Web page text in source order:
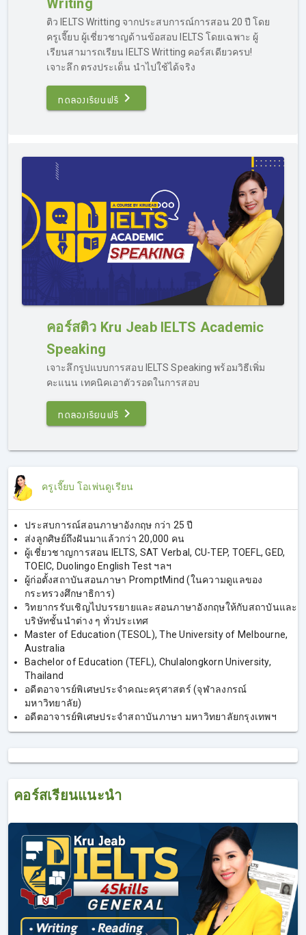
โดยเฉพาะ เน้นการอัพ Band เป็นหลัก โดยคอร์สติว IELTS
เร่งรัด จะค่อนข้างเหมาะกับคนที่มีพื้นฐานอยู่แล้ว เพราะ
เทคนิคหลายอย่าง ผู้เรียนต้องเข้าใจในหลักการภาษาอังกฤษ
พอสมควร
สอบเพียง 2 สัปดาห์ ก็สามารถพิชิต Band 7.0 ได้ แต่โดยเฉลี่ย
แล้วผู้ที่เรียน IELTS ในคอร์สติว IELTS เร่งรัดมักจะเรียนก่อน
ติว IELTS เร่งรัด ถือเป็นอีกหนึ่งคอร์สยอดนิยมของเรา มีผู้ที่
ต้องการติวสอบ IELTS จำนวนไม่น้อย ที่ต้องการติวภายใน
ระยะเวลาสั้นๆ เพราะรีบใช้คะแนนสอบ โดยคอร์สของเราก็
ตอบโจทย์ส่วนนี้เป็นอย่างดี เพราะผู้เรียนจำนวนมาก ที่ลง
คอร์สติว IELTS เร่งรัดก็สามารถทำคะแนนสอบได้ตามที่ตั้งเป้า
ไว้
สำหรับใครที่สนใจ
ติว IELTS เร่งรัด และต้องการประเมินพื้น
ฐานภาษาอังกฤษของตนเองเบื้องต้นว่าสามารถเรียนได้หรือไม่
แนะนำให้สอบถามข้อมูลได้ทาง Inbox บน Facebook : Kru
Jeab IELTS คอร์สติวไอเอลออนไลน์ การันตี 7.0
คอร์สเรียน IELTS ออนไลน์ Kru Jeab
เรียน IELTS ออนไลน์กับครูเจี๊ยบ ติว IELTS มีให้เลือกทั้ง
Academic & General Trainingครบทุกเนื้อหาที่ต้องรู้ใน
แต่ละทักษะ รูปแบบข้อสอบ เทคนิคการทำโจทย์แต่ละแบบ ทุก
เคล็ดลับจากประสบการณ์กว่า 20 ปี ครูเจี๊ยบได้รวบรวมไว้ให้ผู้
เรียนทุกคนในคอร์สนี้แล้วค่ะ
1. คอร์สเรียน IELTS Writing
เก็บครบงานเขียนทุกแบบ IELTS Writing Task 1 และ Task 2,
Pattern อัพคะแนน, โจทย์ Writing สำหรับลองทำจริง และ
ตรวจงานเขียนฟรี!
การเรียน IELTS Writing เป็นอีกหนึ่งคอร์สของเรา โดยครูเจี๊ยบ
IELTS Writing จะได้เพิ่มทักษะการเขียนภาษาอังกฤษ ที่ไม่ใช่
ผู้ที่เรียน IELTS Writing จะได้เรียนรู้คำศัพท์เพิ่มเติม จากศัพท์
สูงขึ้น และได้รู้ Pattern การเขียนที่จะได้คะแนนมากกว่าเดิม
เน้นการเขียนเชิงวิชาการที่ตรงตามมาตรฐานการให้คะแนน
ของกรรมการตรวจข้อสอบ จากการสอบ IELTS พบว่ายังมีอีก
หลายคนที่ประสบปัญหาสอบตกทักษะ Writing เพราะขาด
ทักษะบางอย่าง แม้ในกลุ่มคนที่มีพื้นฐานภาษาอังกฤษที่ดีอยู่
แล้ว ก็ยังสอบตกทักษะนี้ แต่ถ้าหากเรียน IELTS Writing จะได้รู้
เทคนิคที่มากขึ้น และสามารถเขียนเพิ่มคะแนนได้ หลายคนที่
เรียน IELTS Writing ประสบความสำเร็จในการทำข้อสอบ
Writing
ติว IELTS Writting จากประสบการณ์การสอน 20 ปี โดย
ครูเจี๊ยบ ผู้เชี่ยวชาญด้านข้อสอบ IELTS โดยเฉพาะ ผู้
เรียนสามารถเรียน IELTS Writting คอร์สเดียวครบ!
เจาะลึก ตรงประเด็น นำไปใช้ได้จริง
ทดลองเรียนฟรี
คอร์สติว Kru Jeab IELTS Academic
Speaking
เจาะลึกรูปแบบการสอบ IELTS Speaking พร้อมวิธีเพิ่ม
คะแนน เทคนิคเอาตัวรอดในการสอบ
ทดลองเรียนฟรี
ครูเจี๊ยบ โอเพ่นดูเรียน
ประสบการณ์สอนภาษาอังกฤษ กว่า 25 ปี
ส่งลูกศิษย์ถึงฝันมาแล้วกว่า 20,000 คน
ผู้เชี่ยวชาญการสอน IELTS, SAT Verbal, CU-TEP, TOEFL, GED,
TOEIC, Duolingo English Test ฯลฯ
ผู้ก่อตั้งสถาบันสอนภาษา PromptMind (ในความดูแลของ
กระทรวงศึกษาธิการ)
วิทยากรรับเชิญไปบรรยายและสอนภาษาอังกฤษให้กับสถาบันและ
บริษัทชั้นนําต่าง ๆ ทั่วประเทศ
Master of Education (TESOL), The University of Melbourne,
Australia
Bachelor of Education (TEFL), Chulalongkorn University,
Thailand
อดีตอาจารย์พิเศษประจำคณะครุศาสตร์ (จุฬาลงกรณ์
มหาวิทยาลัย)
อดีตอาจารย์พิเศษประจำสถาบันภาษา มหาวิทยาลัยกรุงเทพฯ
คอร์สเรียนแนะนำ